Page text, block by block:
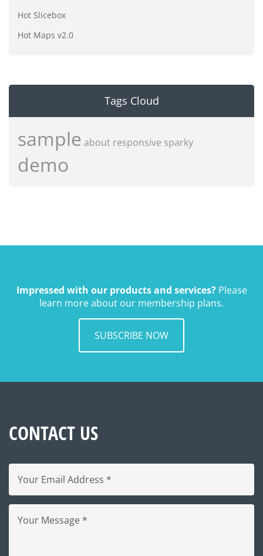
Hot Slicebox
Hot Maps v2.0
Tags Cloud
sample about responsive sparky
demo
Impressed with our products and services?Please
learn more about our membership plans.
SUBSCRIBE NOW
CONTACT US